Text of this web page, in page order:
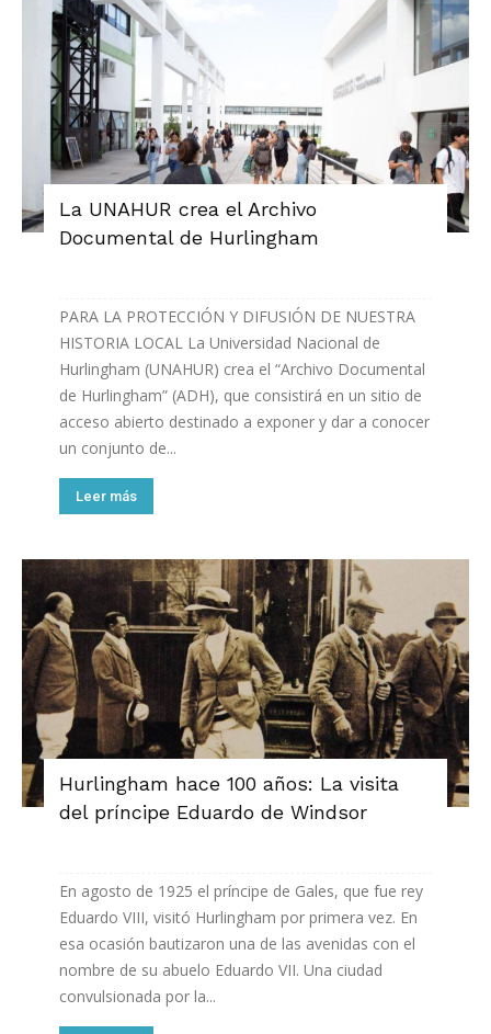
La UNAHUR crea el Archivo
Documental de Hurlingham
PARA LA PROTECCIÓN Y DIFUSIÓN DE NUESTRA
HISTORIA LOCAL La Universidad Nacional de
Hurlingham (UNAHUR) crea el “Archivo Documental
de Hurlingham” (ADH), que consistirá en un sitio de
acceso abierto destinado a exponer y dar a conocer
un conjunto de...
Leer más
Hurlingham hace 100 años: La visita
del príncipe Eduardo de Windsor
En agosto de 1925 el príncipe de Gales, que fue rey
Eduardo VIII, visitó Hurlingham por primera vez. En
esa ocasión bautizaron una de las avenidas con el
nombre de su abuelo Eduardo VII. Una ciudad
convulsionada por la...